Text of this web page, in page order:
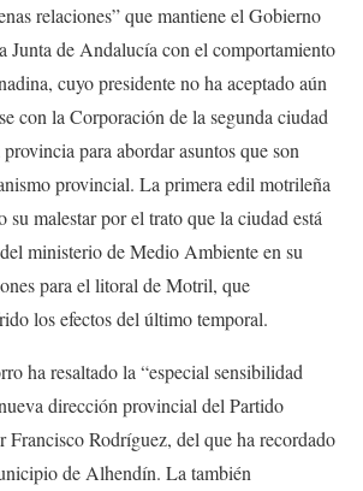
relaciones” que mantiene el Gobierno
Junta de Andalucía con el comportamiento
cuyo presidente no ha aceptado aún
con la Corporación de la segunda ciudad
para abordar asuntos que son
provincial. La primera edil motrileña
su malestar por el trato que la ciudad está
ministerio de Medio Ambiente en su
para el litoral de Motril, que
los efectos del último temporal.
ha resaltado la “especial sensibilidad
dirección provincial del Partido
Francisco Rodríguez, del que ha recordado
de Alhendín. La también